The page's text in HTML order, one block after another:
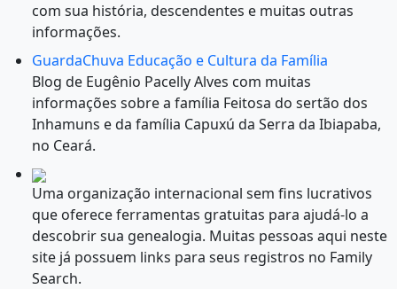
com sua história, descendentes e muitas outras
informações.
GuardaChuva Educação e Cultura da Família
Blog de Eugênio Pacelly Alves com muitas
informações sobre a família Feitosa do sertão dos
Inhamuns e da família Capuxú da Serra da Ibiapaba,
no Ceará.
Uma organização internacional sem fins lucrativos
que oferece ferramentas gratuitas para ajudá-lo a
descobrir sua genealogia. Muitas pessoas aqui neste
site já possuem links para seus registros no Family
Search.